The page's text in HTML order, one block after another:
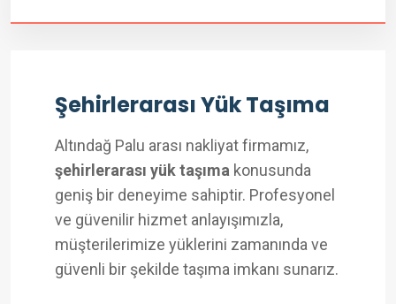
Şehirlerarası Yük Taşıma
Altındağ Palu arası nakliyat firmamız,
şehirlerarası yük taşıma konusunda
geniş bir deneyime sahiptir. Profesyonel
ve güvenilir hizmet anlayışımızla,
müşterilerimize yüklerini zamanında ve
güvenli bir şekilde taşıma imkanı sunarız.